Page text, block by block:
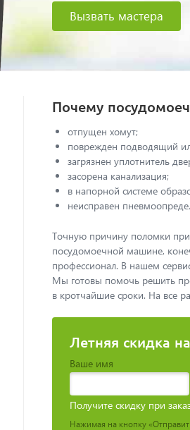
Вызвать мастера
Почему
отпущен хомут;
поврежден подводящий
загрязнен уплотнитель
засорена канализация;
в напорной системе
неисправен
Точную причину поломки
посудомоечной машине,
профессионал. В нашем
Мы готовы помочь решить
в кротчайшие сроки. На все
Летняя скидка
Ваше имя
Получите скидку при
Нажимая на кнопку